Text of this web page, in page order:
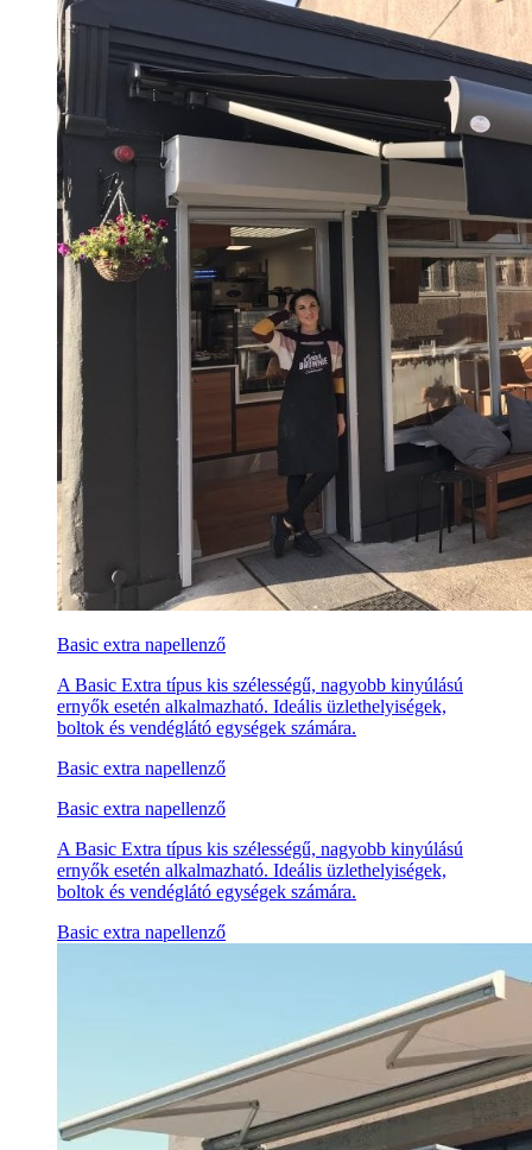
Basic extra napellenző
A Basic Extra típus kis szélességű, nagyobb kinyúlású
ernyők esetén alkalmazható. Ideális üzlethelyiségek,
boltok és vendéglátó egységek számára.
Basic extra napellenző
Basic extra napellenző
A Basic Extra típus kis szélességű, nagyobb kinyúlású
ernyők esetén alkalmazható. Ideális üzlethelyiségek,
boltok és vendéglátó egységek számára.
Basic extra napellenző